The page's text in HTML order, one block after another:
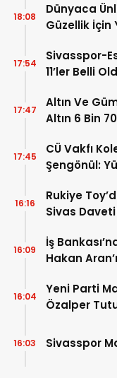
Dünyaca
Güzellik İçin
18:08
Sivasspor-
11’ler Belli
17:54
Altın Ve
Altın 6 Bin
17:47
CÜ Vakfı
Şengönül:
17:45
Rukiye
Sivas
16:16
İş
Hakan
16:09
Yeni Parti
Özalper
16:04
Sivasspor
16:03